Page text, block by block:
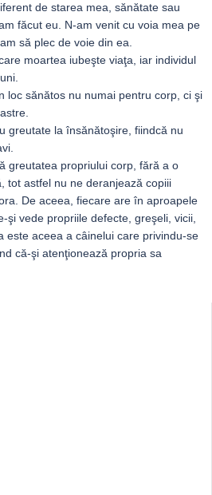
de starea mea, sănătate sau
făcut eu. N-am venit cu voia mea pe
să plec de voie din ea.
moartea iubeşte viaţa, iar individul
loc sănătos nu numai pentru corp, ci şi
greutate la însănătoşire, fiindcă nu
greutatea propriului corp, fără a o
tot astfel nu ne deranjează copiii
De aceea, fiecare are în aproapele
şi vede propriile defecte, greşeli, vicii,
este aceea a câinelui care privindu-se
că-şi atenţionează propria sa